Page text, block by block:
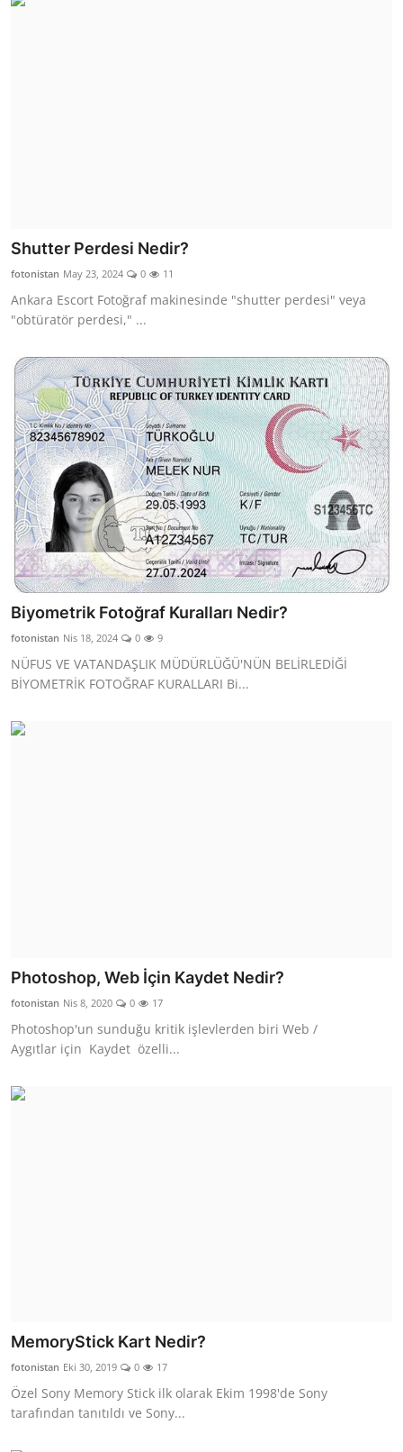
Shutter Perdesi Nedir?
fotonistan May 23, 2024 0 11
Ankara Escort Fotoğraf makinesinde "shutter perdesi" veya
"obtüratör perdesi," ...
Biyometrik Fotoğraf Kuralları Nedir?
fotonistan Nis 18, 2024 0 9
NÜFUS VE VATANDAŞLIK MÜDÜRLÜĞÜ'NÜN BELİRLEDİĞİ
BİYOMETRİK FOTOĞRAF KURALLARI Bi...
Photoshop, Web İçin Kaydet Nedir?
fotonistan Nis 8, 2020 0 17
Photoshop'un sunduğu kritik işlevlerden biri Web /
Aygıtlar için Kaydet özelli...
MemoryStick Kart Nedir?
fotonistan Eki 30, 2019 0 17
Özel Sony Memory Stick ilk olarak Ekim 1998'de Sony
tarafından tanıtıldı ve Sony...